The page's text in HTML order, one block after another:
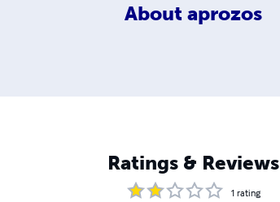
About aprozos
Ratings & Reviews
1 rating